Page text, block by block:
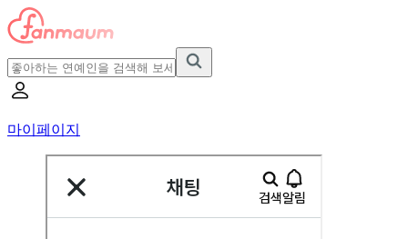
마이페이지